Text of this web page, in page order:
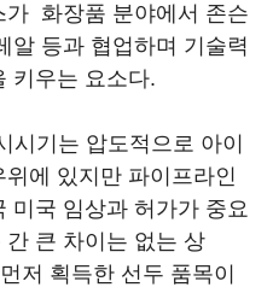
가 화장품 분야에서 존슨
알 등과 협업하며 기술력
키우는 요소다.
시기는 압도적으로 아이
에 있지만 파이프라인
미국 임상과 허가가 중요
큰 차이는 없는 상
저 획득한 선두 품목이